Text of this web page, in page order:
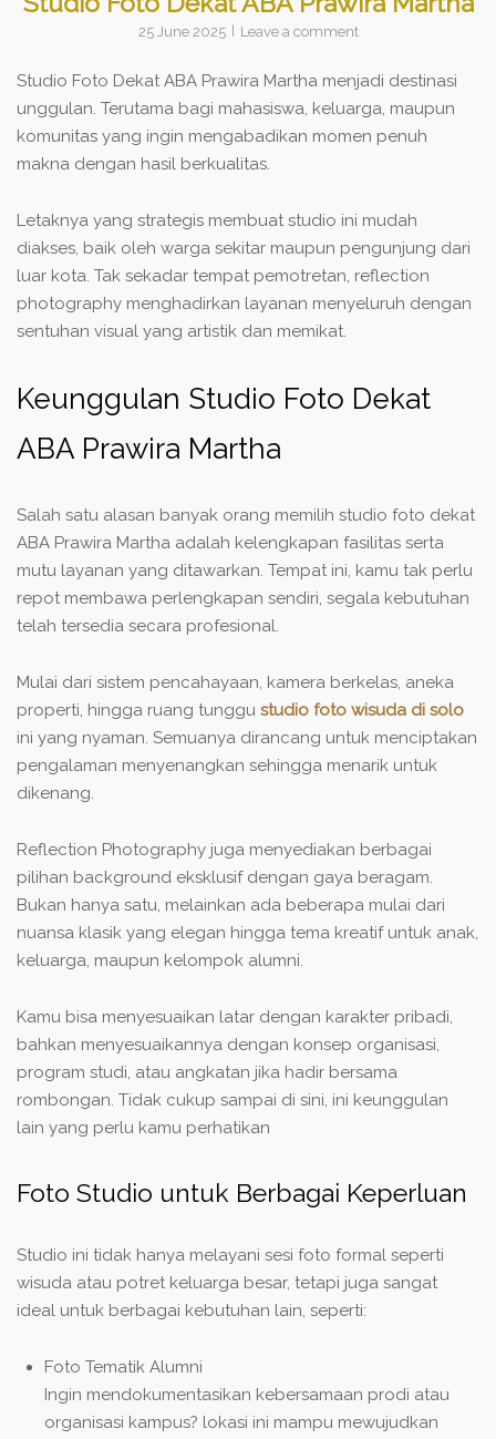
25 June 2025 Leave a comment
Studio Foto Dekat ABA Prawira Martha menjadi destinasi
unggulan. Terutama bagi mahasiswa, keluarga, maupun
komunitas yang ingin mengabadikan momen penuh
makna dengan hasil berkualitas.
Letaknya yang strategis membuat studio ini mudah
diakses, baik oleh warga sekitar maupun pengunjung dari
luar kota. Tak sekadar tempat pemotretan, reflection
photography menghadirkan layanan menyeluruh dengan
sentuhan visual yang artistik dan memikat.
Keunggulan Studio Foto Dekat
ABA Prawira Martha
Salah satu alasan banyak orang memilih studio foto dekat
ABA Prawira Martha adalah kelengkapan fasilitas serta
mutu layanan yang ditawarkan. Tempat ini, kamu tak perlu
repot membawa perlengkapan sendiri, segala kebutuhan
telah tersedia secara profesional.
Mulai dari sistem pencahayaan, kamera berkelas, aneka
properti, hingga ruang tunggu studio foto wisuda di solo
ini yang nyaman. Semuanya dirancang untuk menciptakan
pengalaman menyenangkan sehingga menarik untuk
dikenang.
Reflection Photography juga menyediakan berbagai
pilihan background eksklusif dengan gaya beragam.
Bukan hanya satu, melainkan ada beberapa mulai dari
nuansa klasik yang elegan hingga tema kreatif untuk anak,
keluarga, maupun kelompok alumni.
Kamu bisa menyesuaikan latar dengan karakter pribadi,
bahkan menyesuaikannya dengan konsep organisasi,
program studi, atau angkatan jika hadir bersama
rombongan. Tidak cukup sampai di sini, ini keunggulan
lain yang perlu kamu perhatikan
Foto Studio untuk Berbagai Keperluan
Studio ini tidak hanya melayani sesi foto formal seperti
wisuda atau potret keluarga besar, tetapi juga sangat
ideal untuk berbagai kebutuhan lain, seperti:
Foto Tematik Alumni
Ingin mendokumentasikan kebersamaan prodi atau
organisasi kampus? lokasi ini mampu mewujudkan